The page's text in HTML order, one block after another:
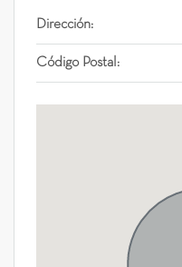
Dirección:
Código Postal: